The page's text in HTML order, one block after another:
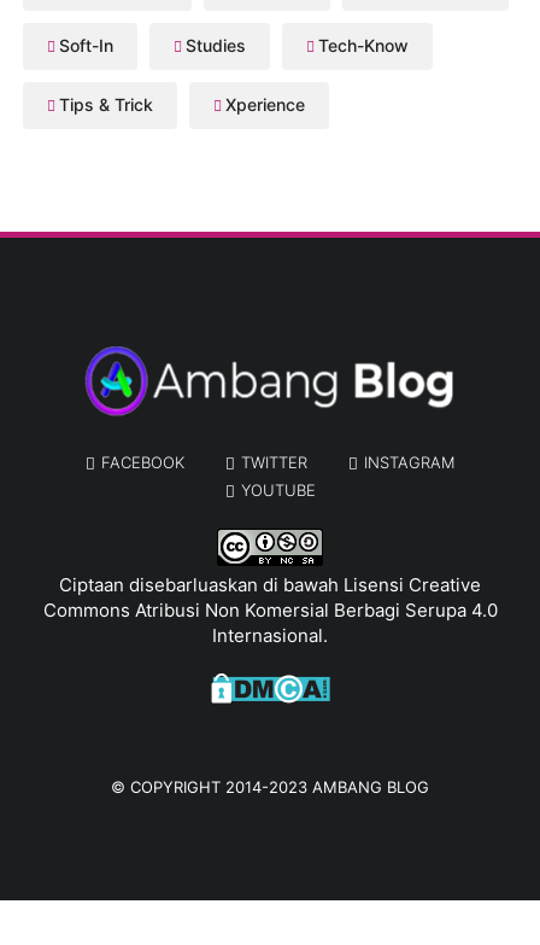
Soft-In Studies Tech-Know
Tips & Trick Xperience
FACEBOOK TWITTER
INSTAGRAM
YOUTUBE
Ciptaan disebarluaskan di bawah Lisensi Creative
Commons Atribusi Non Komersial Berbagi Serupa 4.0
Internasional.
© COPYRIGHT 2014-2023 AMBANG BLOG